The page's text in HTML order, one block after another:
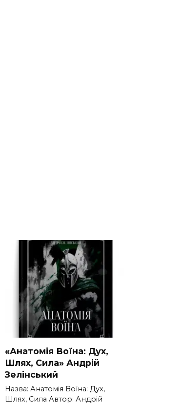
«Анатомія Воїна: Дух,
Шлях, Сила» Андрій
Зелінський
Назва: Анатомія Воїна: Дух,
Шлях, Сила Автор: Андрій